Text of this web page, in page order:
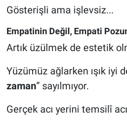
Gösterişli ama işlevsiz...
Empatinin Değil, Empati
Artık üzülmek de estetik
Yüzümüz ağlarken ışık iyi
zaman” sayılmıyor.
Gerçek acı yerini temsilî